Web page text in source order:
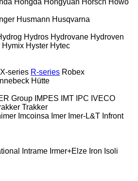
Husmann Husqvarna
Hydros Hydrovane Hydroven
Hymix Hyster Hytec
series R-series Robex
Hütte
Group IMPES IMT IPC IVECO
Trakker
Imcoinsa Imer Imer-L&T Infront
Intrame Irmer+Elze Iron Isoli